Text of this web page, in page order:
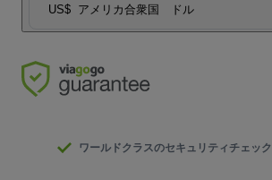
US$ アメリカ合衆国 ドル
ワールドクラスのセキュリティチェック